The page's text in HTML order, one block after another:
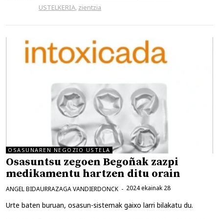
USTELKERIA, zientzia
OSASUNAREN NEGOZIO USTELA
Osasuntsu zegoen Begoñak zazpi
medikamentu hartzen ditu orain
2024 ekainak 28
ANGEL BIDAURRAZAGA VANDIERDONCK
Urte baten buruan, osasun-sistemak gaixo larri bilakatu du.